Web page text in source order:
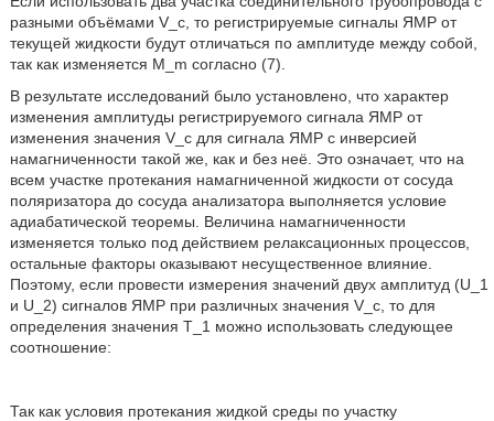
разными объёмами V_c, то регистрируемые сигналы ЯМР от
текущей жидкости будут отличаться по амплитуде между собой,
так как изменяется M_m согласно (7).
В результате исследований было установлено, что характер
изменения амплитуды регистрируемого сигнала ЯМР от
изменения значения V_c для сигнала ЯМР с инверсией
намагниченности такой же, как и без неё. Это означает, что на
всем участке протекания намагниченной жидкости от сосуда
поляризатора до сосуда анализатора выполняется условие
адиабатической теоремы. Величина намагниченности
изменяется только под действием релаксационных процессов,
остальные факторы оказывают несущественное влияние.
Поэтому, если провести измерения значений двух амплитуд (U_1
и U_2) сигналов ЯМР при различных значения V_c, то для
определения значения T_1 можно использовать следующее
соотношение:
Так как условия протекания жидкой среды по участку